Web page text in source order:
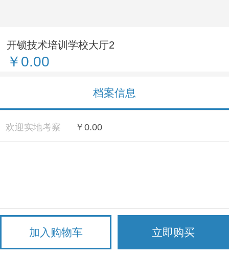
开锁技术培训学校大厅2
￥0.00
档案信息
欢迎实地考察 ￥0.00
加入购物车 立即购买